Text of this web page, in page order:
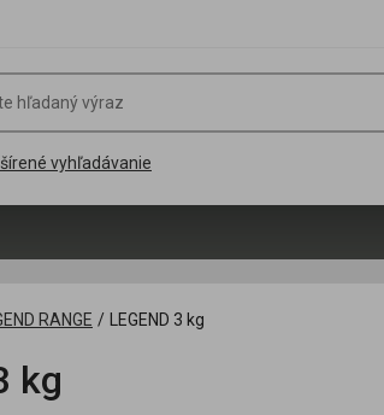
vyhľadávanie
RANGE / LEGEND 3 kg
kg